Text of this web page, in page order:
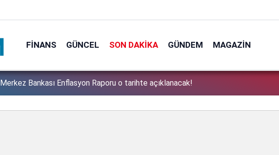
FINANS GÜNCEL SON DAKIKA GÜNDEM MAGAZIN
Merkez Bankası Enflasyon Raporu o tarihte açıklanacak!